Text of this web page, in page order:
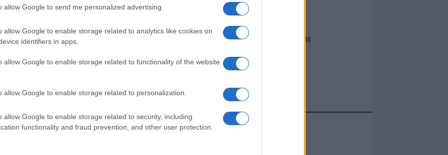
allow Google to send me personalized advertising.
allow Google to enable storage related to analytics like cookies on
identifiers in apps.
allow Google to enable storage related to functionality of the website
allow Google to enable storage related to personalization.
allow Google to enable storage related to security, including
functionality and fraud prevention, and other user protection.
Giovannimaria Cabras